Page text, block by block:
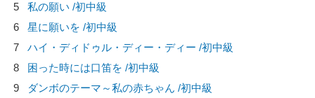
5
私の願い /初中級
6
星に願いを /初中級
7
ハイ・ディドゥル・ディー・ディー /初中級
8
困った時には口笛を /初中級
9
ダンボのテーマ～私の赤ちゃん /初中級